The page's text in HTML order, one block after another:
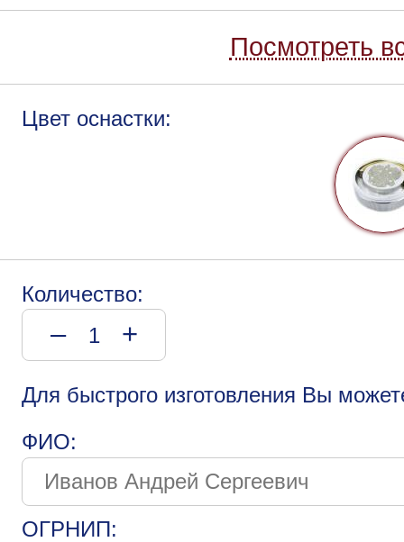
Посмотреть
Цвет оснастки:
Количество:
– +
Для быстрого изготовления Вы
ФИО:
ОГРНИП: